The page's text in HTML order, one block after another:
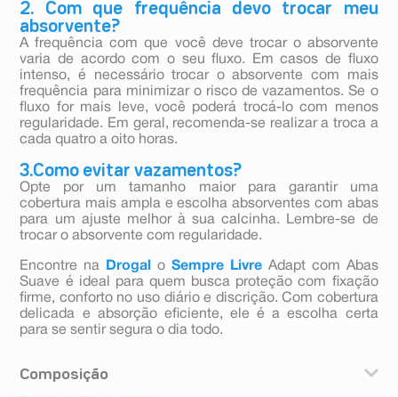
2. Com que frequência devo trocar meu
absorvente?
A frequência com que você deve trocar o absorvente
varia de acordo com o seu fluxo. Em casos de fluxo
intenso, é necessário trocar o absorvente com mais
frequência para minimizar o risco de vazamentos. Se o
fluxo for mais leve, você poderá trocá-lo com menos
regularidade. Em geral, recomenda-se realizar a troca a
cada quatro a oito horas.
3.Como evitar vazamentos?
Opte por um tamanho maior para garantir uma
cobertura mais ampla e escolha absorventes com abas
para um ajuste melhor à sua calcinha. Lembre-se de
trocar o absorvente com regularidade.
Encontre na Drogal oSempre Livre Adapt com Abas
Suave é ideal para quem busca proteção com fixação
firme, conforto no uso diário e discrição. Com cobertura
delicada e absorção eficiente, ele é a escolha certa
para se sentir segura o dia todo.
Composição